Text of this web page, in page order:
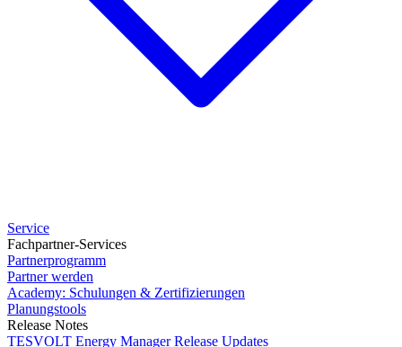
Service
Fachpartner-Services
Partnerprogramm
Partner werden
Academy: Schulungen & Zertifizierungen
Planungstools
Release Notes
TESVOLT Energy Manager Release Updates